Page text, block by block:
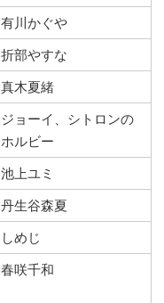
有川かぐや
折部やすな
真木夏緒
ジョーイ、シトロンの
ホルビー
池上ユミ
丹生谷森夏
しめじ
春咲千和